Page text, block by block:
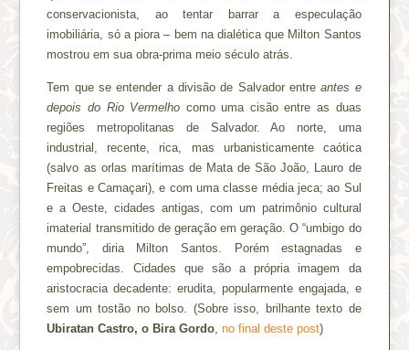
conservacionista, ao tentar barrar a especulação
imobiliária, só a piora – bem na dialética que Milton Santos
mostrou em sua obra-prima meio século atrás.
Tem que se entender a divisão de Salvador entreantes e
depois do Rio Vermelho como uma cisão entre as duas
regiões metropolitanas de Salvador. Ao norte, uma
industrial, recente, rica, mas urbanisticamente caótica
(salvo as orlas marítimas de Mata de São João, Lauro de
Freitas e Camaçari), e com uma classe média jeca; ao Sul
e a Oeste, cidades antigas, com um patrimônio cultural
imaterial transmitido de geração em geração. O “umbigo do
mundo”, diria Milton Santos. Porém estagnadas e
empobrecidas. Cidades que são a própria imagem da
aristocracia decadente: erudita, popularmente engajada, e
sem um tostão no bolso. (Sobre isso, brilhante texto de
Ubiratan Castro, o Bira Gordo,no final deste post)